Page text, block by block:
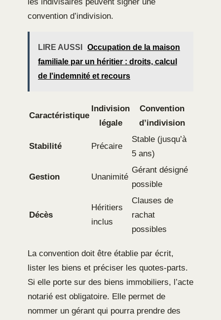
convention d’indivision.
LIRE AUSSI
Occupation de la maison
familiale par un héritier : droits, calcul
de l'indemnité et recours
Caractéristique
Indivision
légale
Convention
d’indivision
Stabilité Précaire
Stable (jusqu’à
5 ans)
Gestion Unanimité
Gérant désigné
possible
Décès
Héritiers
inclus
Clauses de
rachat
possibles
La convention doit être établie par écrit,
lister les biens et préciser les quotes-parts.
Si elle porte sur des biens immobiliers, l’acte
notarié est obligatoire. Elle permet de
nommer un gérant qui pourra prendre des